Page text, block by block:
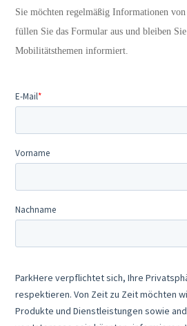
Sie möchten regelmäßig Informationen
füllen Sie das Formular aus und bleiben
Mobilitätsthemen informiert.